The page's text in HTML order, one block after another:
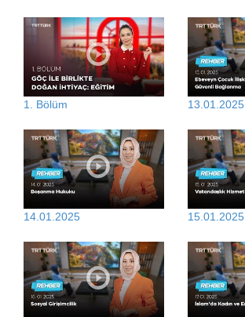
1. Bölüm 13.01.2025
14.01.2025 15.01.2025